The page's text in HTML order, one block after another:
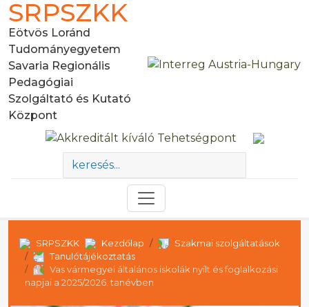
SRPSZKK
Eötvös Loránd
Tudományegyetem
Savaria Regionális
Pedagógiai
Szolgáltató és Kutató
Központ
SRPSZKK Kezdőlap
Szakmai szolgáltatások
Tanulótájékoztatás
Vas vármegyei általános iskolák nyílt és foglalkozási
napjai a 2025/2026. tanévben